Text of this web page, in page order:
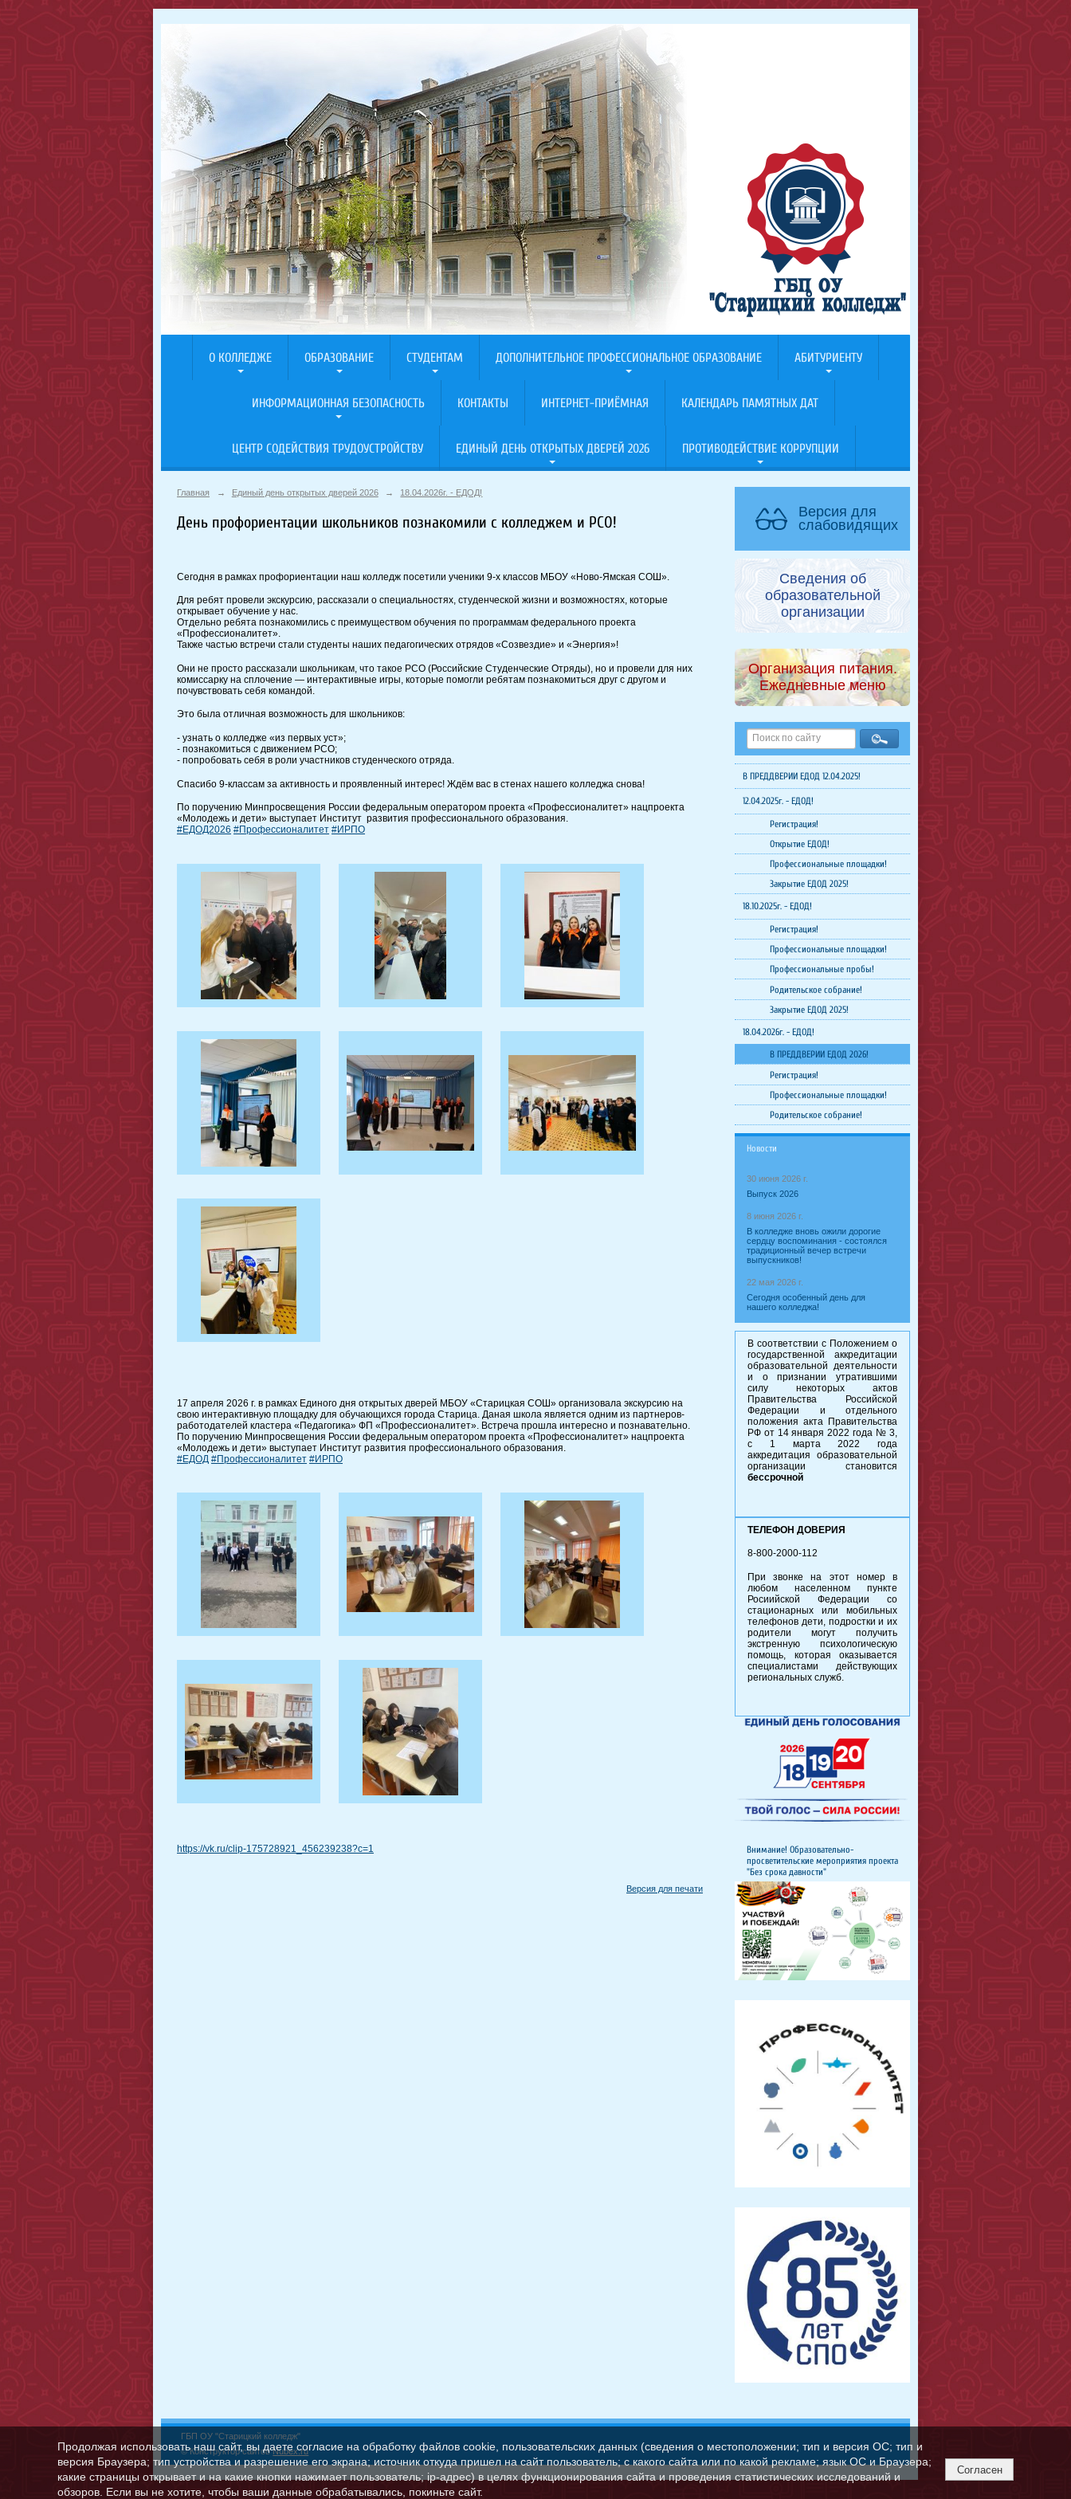
О КОЛЛЕДЖЕ ОБРАЗОВАНИЕ СТУДЕНТАМ ДОПОЛНИТЕЛЬНОЕ ПРОФЕССИОНАЛЬНОЕ ОБРАЗОВАНИЕ АБИТУРИЕНТУ
ИНФОРМАЦИОННАЯ БЕЗОПАСНОСТЬ КОНТАКТЫ ИНТЕРНЕТ-ПРИЁМНАЯ КАЛЕНДАРЬ ПАМЯТНЫХ ДАТ
ЦЕНТР СОДЕЙСТВИЯ ТРУДОУСТРОЙСТВУ ЕДИНЫЙ ДЕНЬ ОТКРЫТЫХ ДВЕРЕЙ 2026 ПРОТИВОДЕЙСТВИЕ КОРРУПЦИИ
Главная → Единый день открытых дверей 2026 → 18.04.2026г. - ЕДОД!
День профориентации школьников познакомили с колледжем и РСО!
Сегодня в рамках профориентации наш колледж посетили ученики 9-х классов МБОУ «Ново-Ямская СОШ».
Для ребят провели экскурсию, рассказали о специальностях, студенческой жизни и возможностях, которые
открывает обучение у нас.
Отдельно ребята познакомились с преимуществом обучения по программам федерального проекта
«Профессионалитет».
Также частью встречи стали студенты наших педагогических отрядов «Созвездие» и «Энергия»!
Они не просто рассказали школьникам, что такое РСО (Российские Студенческие Отряды), но и провели для них
комиссарку на сплочение — интерактивные игры, которые помогли ребятам познакомиться друг с другом и
почувствовать себя командой.
Это была отличная возможность для школьников:
- узнать о колледже «из первых уст»;
- познакомиться с движением РСО;
- попробовать себя в роли участников студенческого отряда.
Спасибо 9-классам за активность и проявленный интерес! Ждём вас в стенах нашего колледжа снова!
По поручению Минпросвещения России федеральным оператором проекта «Профессионалитет» нацпроекта
«Молодежь и дети» выступает Институт развития профессионального образования.
#ЕДОД2026 #Профессионалитет #ИРПО
17 апреля 2026 г. в рамках Единого дня открытых дверей МБОУ «Старицкая СОШ» организовала экскурсию на
свою интерактивную площадку для обучающихся города Старица. Даная школа является одним из партнеров-
работодателей кластера «Педагогика» ФП «Профессионалитет». Встреча прошла интересно и познавательно.
По поручению Минпросвещения России федеральным оператором проекта «Профессионалитет» нацпроекта
«Молодежь и дети» выступает Институт развития профессионального образования.
#ЕДОД #Профессионалитет #ИРПО
https://vk.ru/clip-175728921_456239238?c=1
Версия для печати
Версия для
слабовидящих
Сведения об
образовательной
организации
Организация питания.
Ежедневные меню
В ПРЕДДВЕРИИ ЕДОД 12.04.2025!
12.04.2025г. - ЕДОД!
Регистрация!
Открытие ЕДОД!
Профессиональные площадки!
Закрытие ЕДОД 2025!
18.10.2025г. - ЕДОД!
Регистрация!
Профессиональные площадки!
Профессиональные пробы!
Родительское собрание!
Закрытие ЕДОД 2025!
18.04.2026г. - ЕДОД!
В ПРЕДДВЕРИИ ЕДОД 2026!
Регистрация!
Профессиональные площадки!
Родительское собрание!
Новости
30 июня 2026 г.
Выпуск 2026
8 июня 2026 г.
В колледже вновь ожили дорогие
сердцу воспоминания - состоялся
традиционный вечер встречи
выпускников!
22 мая 2026 г.
Сегодня особенный день для
нашего колледжа!
В соответствии с Положением о
государственной аккредитации
образовательной деятельности
и о признании утратившими
силу некоторых актов
Правительства Российской
Федерации и отдельного
положения акта Правительства
РФ от 14 января 2022 года № 3,
с 1 марта 2022 года
аккредитация образовательной
организации становится
бессрочной
ТЕЛЕФОН ДОВЕРИЯ
8-800-2000-112
При звонке на этот номер в
любом населенном пункте
Росиийской Федерации со
стационарных или мобильных
телефонов дети, подростки и их
родители могут получить
экстренную психологическую
помощь, которая оказывается
специалистами действующих
региональных служб.
Внимание! Образовательно-
просветительские мероприятия проекта
"Без срока давности"
ГБП ОУ "Старицкий колледж"
© Конструктор сайтовNubex.ru
Продолжая использовать наш сайт, вы даете согласие на обработку файлов cookie, пользовательских данных (сведения о местоположении; тип и версия ОС; тип и
версия Браузера; тип устройства и разрешение его экрана; источник откуда пришел на сайт пользователь; с какого сайта или по какой рекламе; язык ОС и Браузера;
какие страницы открывает и на какие кнопки нажимает пользователь; ip-адрес) в целях функционирования сайта и проведения статистических исследований и
обзоров. Если вы не хотите, чтобы ваши данные обрабатывались, покиньте сайт.
Согласен